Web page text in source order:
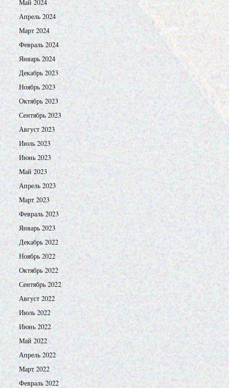
Май 2024
Апрель 2024
Март 2024
Февраль 2024
Январь 2024
Декабрь 2023
Ноябрь 2023
Октябрь 2023
Сентябрь 2023
Август 2023
Июль 2023
Июнь 2023
Май 2023
Апрель 2023
Март 2023
Февраль 2023
Январь 2023
Декабрь 2022
Ноябрь 2022
Октябрь 2022
Сентябрь 2022
Август 2022
Июль 2022
Июнь 2022
Май 2022
Апрель 2022
Март 2022
Февраль 2022